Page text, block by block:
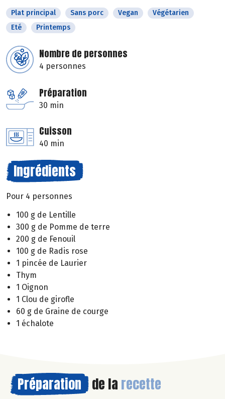
Plat principal Sans porc Vegan
Végétarien
Eté
Printemps
Nombre de personnes
4 personnes
Préparation
30 min
Cuisson
40 min
Ingrédients
Pour 4 personnes
100 g de Lentille
300 g de Pomme de terre
200 g de Fenouil
100 g de Radis rose
1 pincée de Laurier
Thym
1 Oignon
1 Clou de girofle
60 g de Graine de courge
1 échalote
Préparation de la recette